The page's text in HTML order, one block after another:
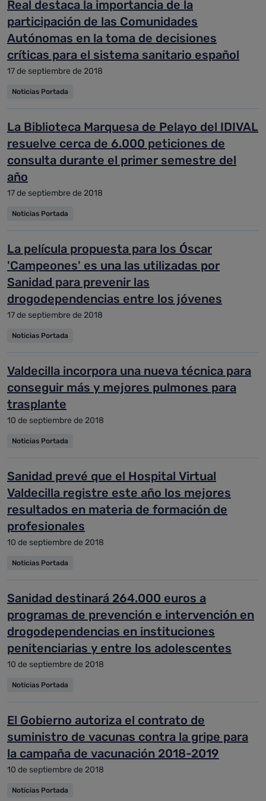
Real destaca la importancia de la
participación de las Comunidades
Autónomas en la toma de decisiones
críticas para el sistema sanitario español
17 de septiembre de 2018
Noticias Portada
La Biblioteca Marquesa de Pelayo del IDIVAL
resuelve cerca de 6.000 peticiones de
consulta durante el primer semestre del
año
17 de septiembre de 2018
Noticias Portada
La película propuesta para los Óscar
'Campeones' es una las utilizadas por
Sanidad para prevenir las
drogodependencias entre los jóvenes
17 de septiembre de 2018
Noticias Portada
Valdecilla incorpora una nueva técnica para
conseguir más y mejores pulmones para
trasplante
10 de septiembre de 2018
Noticias Portada
Sanidad prevé que el Hospital Virtual
Valdecilla registre este año los mejores
resultados en materia de formación de
profesionales
10 de septiembre de 2018
Noticias Portada
Sanidad destinará 264.000 euros a
programas de prevención e intervención en
drogodependencias en instituciones
penitenciarias y entre los adolescentes
10 de septiembre de 2018
Noticias Portada
El Gobierno autoriza el contrato de
suministro de vacunas contra la gripe para
la campaña de vacunación 2018-2019
10 de septiembre de 2018
Noticias Portada